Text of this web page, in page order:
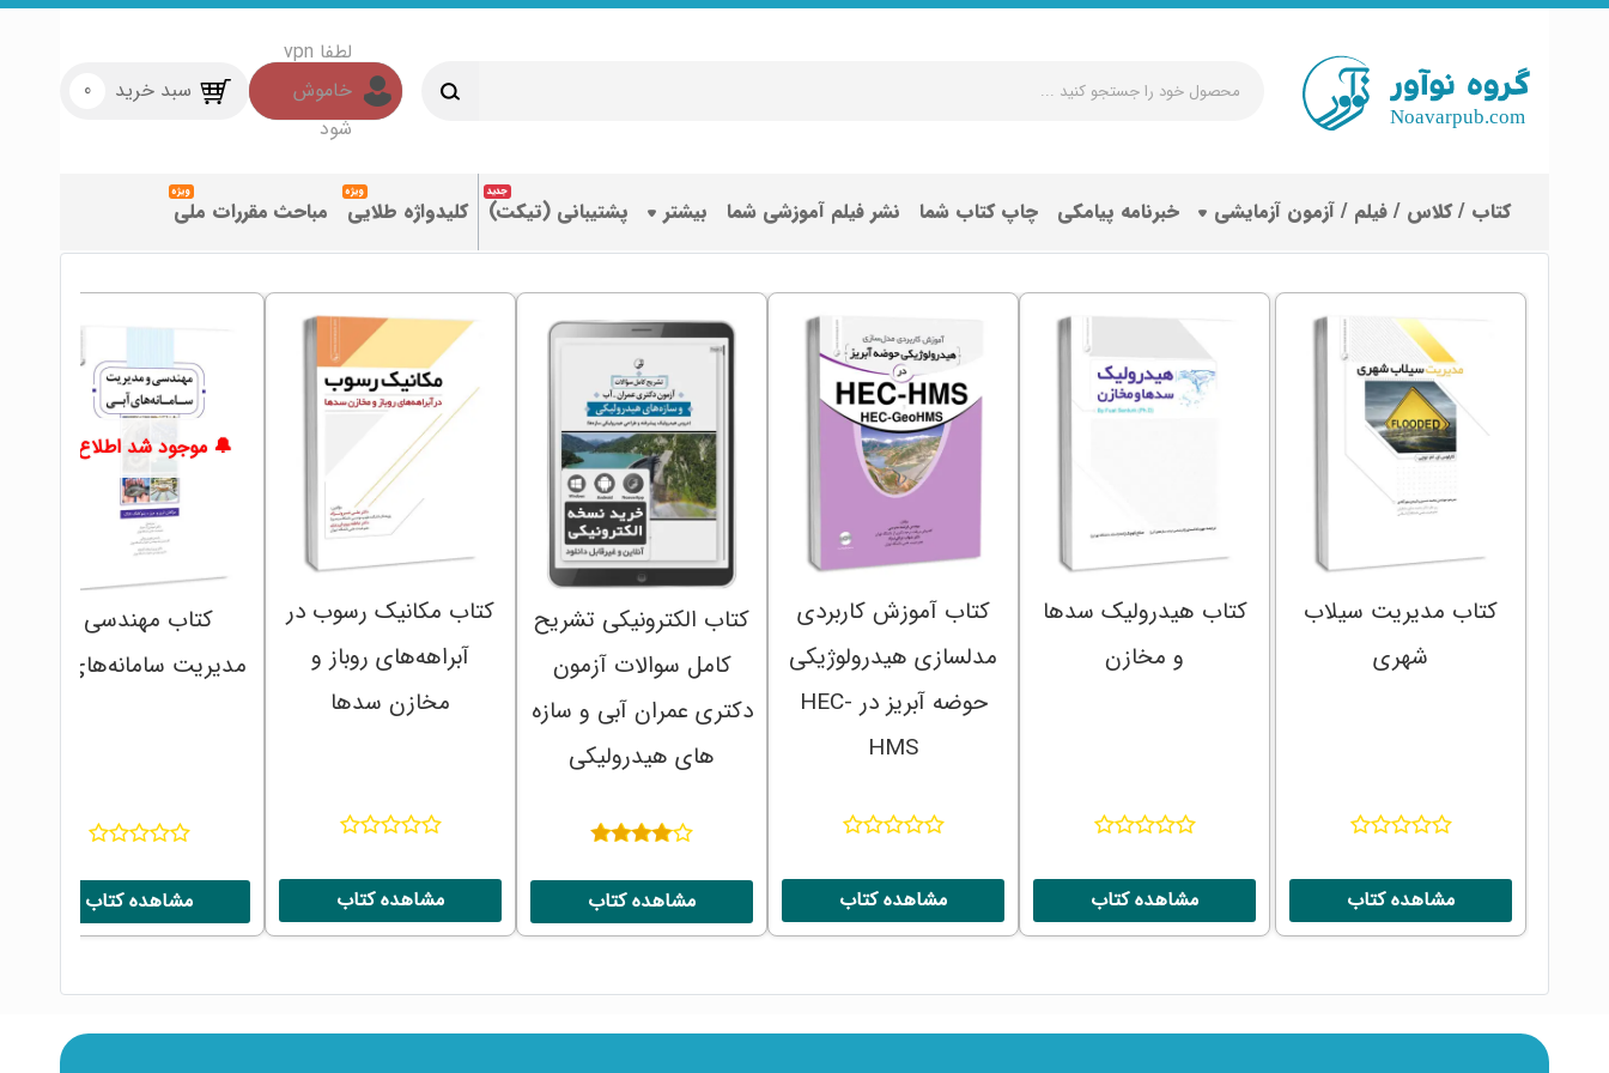
سبد خرید 0
کتاب / کلاس / فیلم / آزمون آزمایشی خبرنامه پیامکی چاپ کتاب شما نشر فیلم آموزشی شما بیشتر پشتیبانی (تیکت) کلیدواژه طلایی مباحث مقررات ملی
کتاب مدیریت سیلاب
شهری
مشاهده کتاب
کتاب هیدرولیک سدها
و مخازن
مشاهده کتاب
کتاب آموزش کاربردی
مدلسازی هیدرولوژیکی
حوضه آبریز در HEC-
HMS
مشاهده کتاب
کتاب الکترونیکی تشریح
کامل سوالات آزمون
دکتری عمران آبی و سازه
های هیدرولیکی
۴.۰۰
از ۵
مشاهده کتاب
کتاب مکانیک رسوب در
آبراهه‌های روباز و
مخازن سدها
مشاهده کتاب
کتاب مهندسی و
مدیریت سامانه‌های آبی
مشاهده کتاب